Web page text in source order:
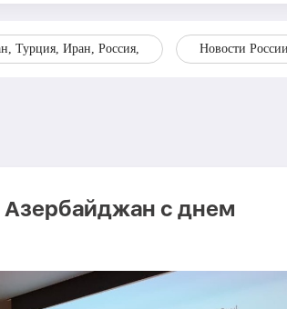
Турция, Иран, Россия, Новости
с днем